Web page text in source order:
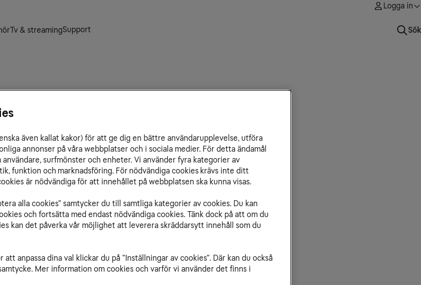
Logga in
Tv & streamingSupport Sök
abonnemang till att
få rådgivning om vilken
eller support kring
Måndag – fredag 10-20
även kallat kakor) för att ge dig en bättre användarupplevelse, utföra
annonser på våra webbplatser och i sociala medier. För detta ändamål
surfmönster och enheter. Vi använder fyra kategorier av
funktion och marknadsföring. För nödvändiga cookies krävs inte ditt
är nödvändiga för att innehållet på webbplatsen ska kunna visas.
alla cookies” samtycker du till samtliga kategorier av cookies. Du kan
och fortsätta med endast nödvändiga cookies. Tänk dock på att om du
kan det påverka vår möjlighet att leverera skräddarsytt innehåll som du
anpassa dina val klickar du på ”Inställningar av cookies”. Där kan du också
Mer information om cookies och varför vi använder det finns i